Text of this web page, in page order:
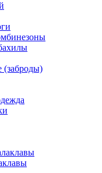
(заброды)